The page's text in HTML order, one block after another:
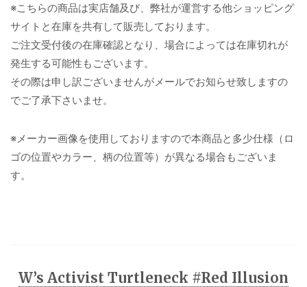
※こちらの商品は実店舗及び、弊社が運営する他ショッピング
サイトと在庫を共有して販売しております。
ご注文受付後の在庫確認となり、場合によっては在庫切れが
発生する可能性もございます。
その際は申し訳ございませんがメールでお知らせ致しますの
でご了承下さいませ。
※メーカー画像を使用しておりますので本商品と多少仕様（ロ
ゴの位置やカラー、柄の位置等）が異なる場合もございま
す。
W’s Activist Turtleneck #Red Illusion